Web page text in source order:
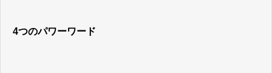
4つのパワーワード